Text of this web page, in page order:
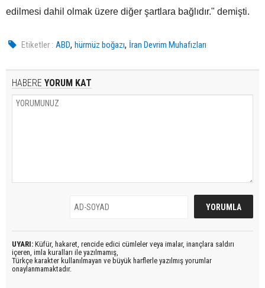
edilmesi dahil olmak üzere diğer şartlara bağlıdır." demişti.
Etiketler : ABD,hürmüz boğazı, İran Devrim Muhafızları
HABERE YORUM KAT
UYARI: Küfür, hakaret, rencide edici cümleler veya imalar, inançlara saldırı
içeren, imla kuralları ile yazılmamış,
Türkçe karakter kullanılmayan ve büyük harflerle yazılmış yorumlar
onaylanmamaktadır.